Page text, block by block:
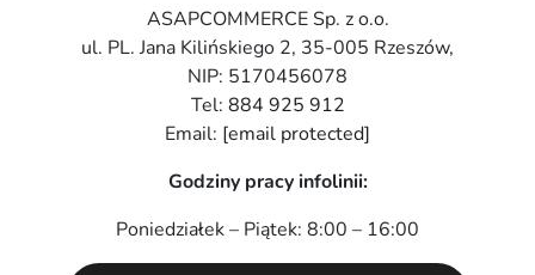
ASAPCOMMERCE Sp. z o.o.
ul. PL. Jana Kilińskiego 2, 35-005 Rzeszów,
NIP: 5170456078
Tel: 884 925 912
Email: [email protected]
Godziny pracy infolinii:
Poniedziałek – Piątek: 8:00 – 16:00